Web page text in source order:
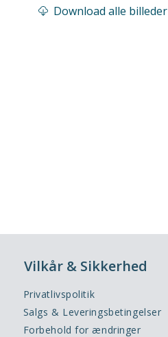
Download alle billeder
Vilkår & Sikkerhed
Privatlivspolitik
Salgs & Leveringsbetingelser
Forbehold for ændringer